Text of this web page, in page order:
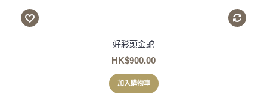
好彩頭金蛇
HK$900.00
加入購物車